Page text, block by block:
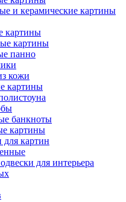
и керамические картины
картины
картины
панно
кожи
картины
банкноты
картины
для картин
для интерьера